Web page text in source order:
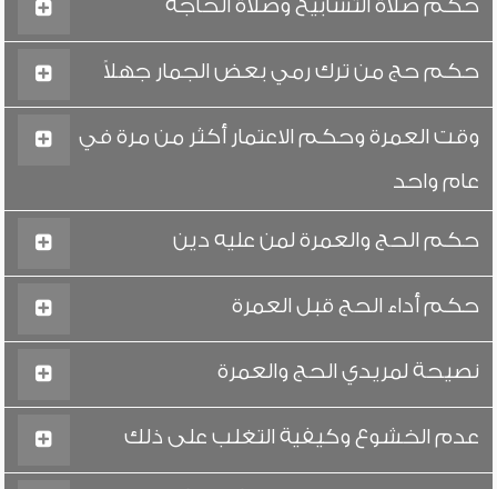
حكم صلاة التسابيح وصلاة الحاجة
حكم حج من ترك رمي بعض الجمار جهلاً
وقت العمرة وحكم الاعتمار أكثر من مرة في
عام واحد
حكم الحج والعمرة لمن عليه دين
حكم أداء الحج قبل العمرة
نصيحة لمريدي الحج والعمرة
عدم الخشوع وكيفية التغلب على ذلك